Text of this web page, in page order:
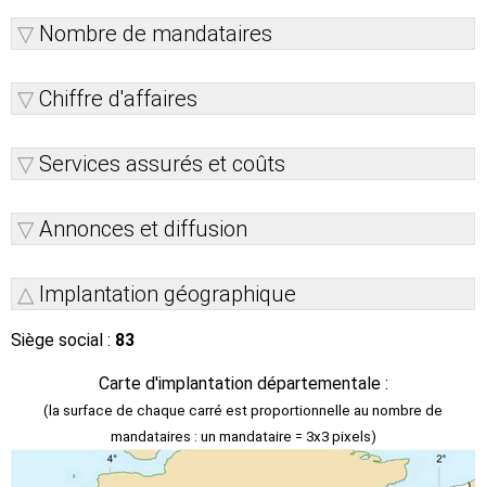
Nombre de mandataires
Chiffre d'affaires
Services assurés et coûts
Annonces et diffusion
Implantation géographique
Siège social : 83
Carte d'implantation départementale :
(la surface de chaque carré est proportionnelle au nombre de
mandataires : un mandataire = 3x3 pixels)